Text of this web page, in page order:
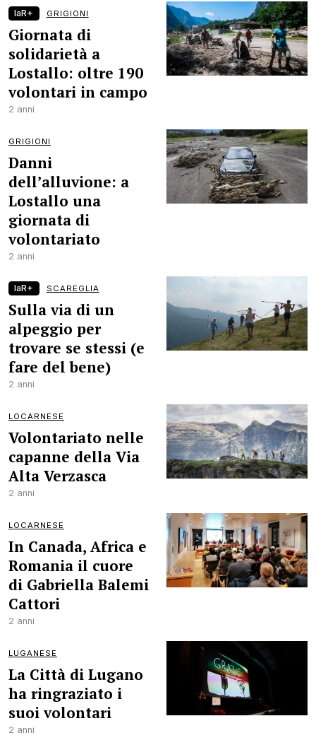
laR+ GRIGIONI
Giornata di
solidarietà a
Lostallo: oltre 190
volontari in campo
2 anni
GRIGIONI
Danni
dell’alluvione: a
Lostallo una
giornata di
volontariato
2 anni
laR+ SCAREGLIA
Sulla via di un
alpeggio per
trovare se stessi (e
fare del bene)
2 anni
LOCARNESE
Volontariato nelle
capanne della Via
Alta Verzasca
2 anni
LOCARNESE
In Canada, Africa e
Romania il cuore
di Gabriella Balemi
Cattori
2 anni
LUGANESE
La Città di Lugano
ha ringraziato i
suoi volontari
2 anni